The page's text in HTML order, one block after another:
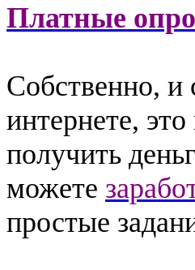
Платные
Собственно, и
интернете,
получить
можете
простые